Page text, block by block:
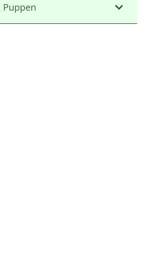
umfangreichen Tests
mit den geltenden